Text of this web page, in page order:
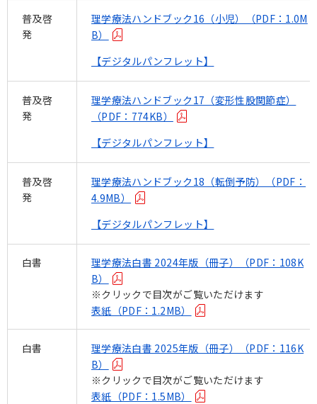
普及啓
発
理学療法ハンドブック16（小児）（PDF：1.0M
B）
【デジタルパンフレット】
普及啓
発
理学療法ハンドブック17（変形性股関節症）
（PDF：774KB）
【デジタルパンフレット】
普及啓
発
理学療法ハンドブック18（転倒予防）（PDF：
4.9MB）
【デジタルパンフレット】
白書
理学療法白書 2024年版（冊子）（PDF：108K
B）
※クリックで目次がご覧いただけます
表紙（PDF：1.2MB）
白書
理学療法白書 2025年版（冊子）（PDF：116K
B）
※クリックで目次がご覧いただけます
表紙（PDF：1.5MB）